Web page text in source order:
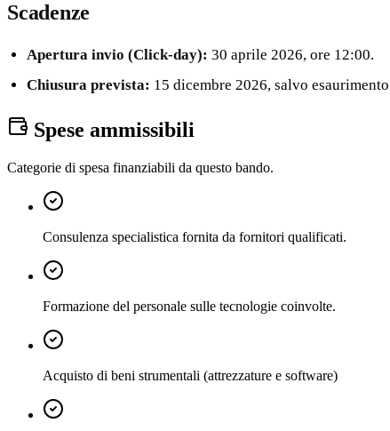
Scadenze
Apertura invio (Click-day): 30 aprile 2026, ore 12:00.
Chiusura prevista: 15 dicembre 2026, salvo
Spese ammissibili
Categorie di spesa finanziabili da questo bando.
Consulenza specialistica fornita da fornitori qualificati.
Formazione del personale sulle tecnologie coinvolte.
Acquisto di beni strumentali (attrezzature e software)